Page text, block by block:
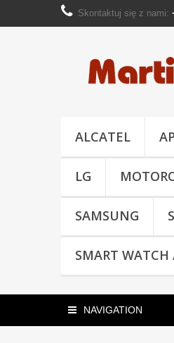
Skontaktuj się z nami:
ALCATEL
LG
SAMSUNG
SMART
NAVIGATION